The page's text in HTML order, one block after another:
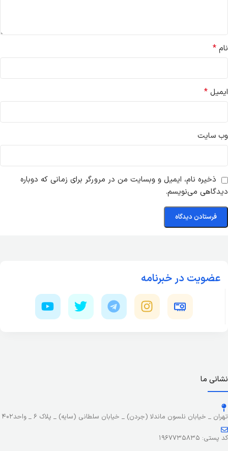
نام *
ایمیل *
وب‌ سایت
ذخیره نام، ایمیل و وبسایت من در مرورگر برای زمانی که دوباره
دیدگاهی می‌نویسم.
عضویت در خبرنامه
نشانی ما
تهران _ خیابان نلسون ماندلا (جردن) _ خیابان سلطانی (سایه) _ پلاک ۶ _ واحد۴۰۲
کد پستی: ۱۹۶۷۷۳۵۸۳۵